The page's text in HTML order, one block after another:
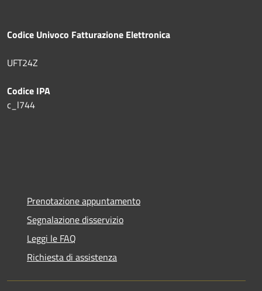
Codice Univoco Fatturazione Elettronica
UFT24Z
Codice IPA
c_l744
Prenotazione appuntamento
Segnalazione disservizio
Leggi le FAQ
Richiesta di assistenza